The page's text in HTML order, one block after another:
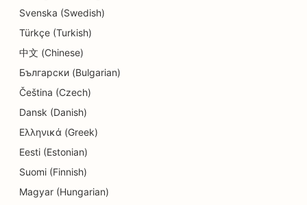
纸杯蛋糕店的搜索引擎优化
教育和儿童保育服务搜索引擎优化
干洗店搜索引擎优化
电子产品商店的搜索引擎优化
工程公司的搜索引擎优化
牙髓病学家的搜索引擎优化
Svenska (Swedish)
Türkçe (Turkish)
中文 (Chinese)
Български (Bulgarian)
Čeština (Czech)
Dansk (Danish)
Ελληνικά (Greek)
Eesti (Estonian)
Suomi (Finnish)
Magyar (Hungarian)